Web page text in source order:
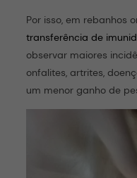
Por isso, em rebanhos
transferência de
observar maiores
onfalites, artrites,
um menor ganho de